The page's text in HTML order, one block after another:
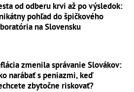
od odberu krvi až po výsledok:
pohľad do špičkového
na Slovensku
zmenila správanie Slovákov:
narábať s peniazmi, keď
zbytočne riskovať?